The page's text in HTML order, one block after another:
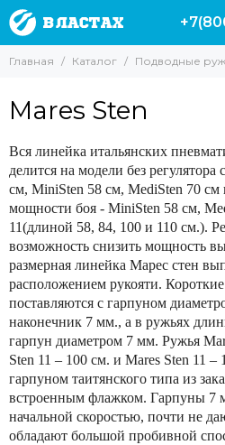
Подводные ружья
Ружья Vector
Ружья Salvimar
Ружья Таймень
Подводные ружья Пеленгас
Ружья Cressi
Подводные ружья со скидкой
Ружья Марес
Ружья Марес
Марес Сирано
Пневмовакуумные ружья
Подводные ружья Zelinka
Главная Каталог Подводные
Mares Sten
Вся линейка итальянских
делится на модели без
см, MiniSten 58 см, MediSten 70 см
мощности боя - MiniSten 58 см,
11(длиной 58, 84, 100 и 110 см.).
возможность снизить мощность
размерная линейка Марес стен
расположением рукояти.
поставляются с гарпуном
наконечник 7 мм., а в ружьях
гарпун диаметром 7 мм. Ружья
Sten 11 – 100 см. и Mares Sten 11
гарпуном таитянского типа из
встроенным флажком. Гарпуны 7
начальной скоростью, почти не
обладают большой пробивной